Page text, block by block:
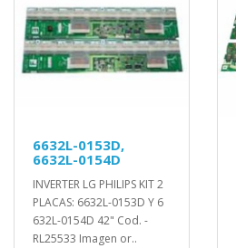
6632L-0153D,
6632L-0154D
INVERTER LG PHILIPS KIT 2
PLACAS: 6632L-0153D Y 6
632L-0154D 42" Cod. -
RL25533 Imagen or..